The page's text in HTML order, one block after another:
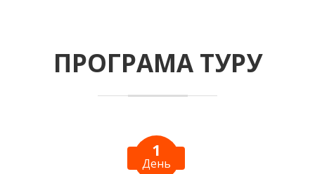
ПРОГРАМА ТУРУ
1
День